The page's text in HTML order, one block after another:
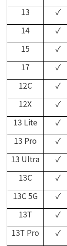
13
✓
14
✓
15
✓
17
✓
12C
✓
12X
✓
13 Lite
✓
13 Pro
✓
13 Ultra
✓
13C
✓
13C 5G
✓
13T
✓
13T Pro
✓